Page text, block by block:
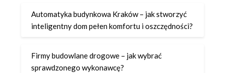
Automatyka budynkowa Kraków – jak stworzyć
inteligentny dom pełen komfortu i oszczędności?
Firmy budowlane drogowe – jak wybrać
sprawdzonego wykonawcę?